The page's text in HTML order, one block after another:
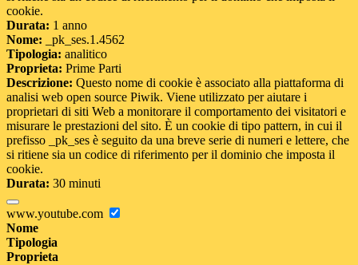
cookie.
Durata: 1 anno
Nome: _pk_ses.1.4562
Tipologia: analitico
Proprieta: Prime Parti
Descrizione: Questo nome di cookie è associato alla piattaforma di
analisi web open source Piwik. Viene utilizzato per aiutare i
proprietari di siti Web a monitorare il comportamento dei visitatori e
misurare le prestazioni del sito. È un cookie di tipo pattern, in cui il
prefisso _pk_ses è seguito da una breve serie di numeri e lettere, che
si ritiene sia un codice di riferimento per il dominio che imposta il
cookie.
Durata: 30 minuti
www.youtube.com
Nome
Tipologia
Proprieta